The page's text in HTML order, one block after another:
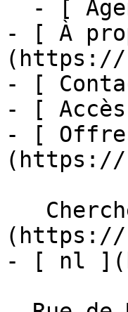
- [ À
(https://
- [
- [
- [
(https://
(https://
- [ nl